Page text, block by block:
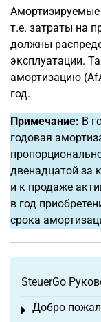
т.е. затраты на
должны
эксплуатации.
амортизацию
год.
Примечание: В
годовая
двенадцатой за
и к продаже
в год
срока
SteuerGo
Добро
Toggle menu